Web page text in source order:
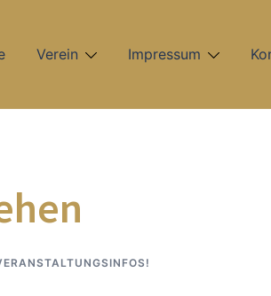
Verein Impressum